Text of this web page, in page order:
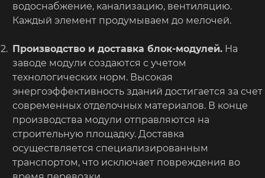
водоснабжение, канализацию, вентиляцию.
Каждый элемент продумываем до мелочей.
Производство и доставка блок-модулей. На
заводе модули создаются с учетом
технологических норм. Высокая
энергоэффективность зданий достигается за счет
современных отделочных материалов. В конце
производства модули отправляются на
строительную площадку. Доставка
осуществляется специализированным
транспортом, что исключает повреждения во